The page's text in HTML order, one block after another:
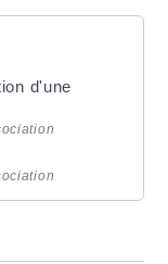
d'une